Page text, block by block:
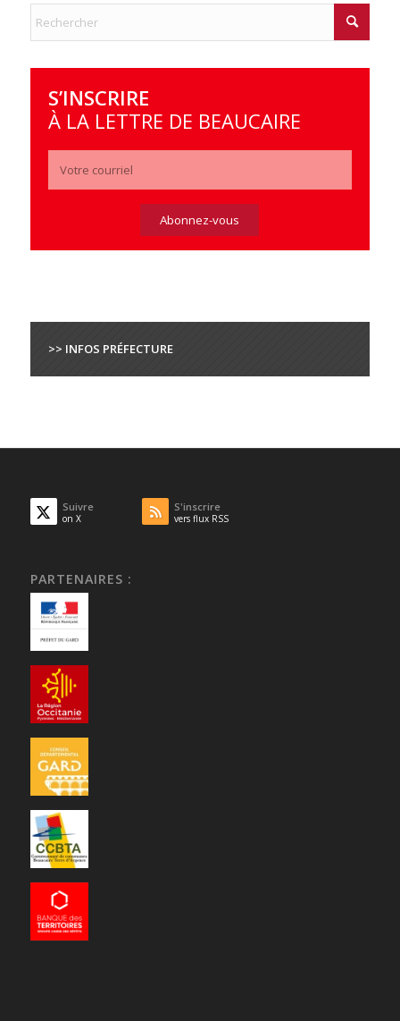
S’INSCRIRE
À LA LETTRE DE BEAUCAIRE
>> INFOS PRÉFECTURE
Suivre
on X
S'inscrire
vers flux RSS
PARTENAIRES :